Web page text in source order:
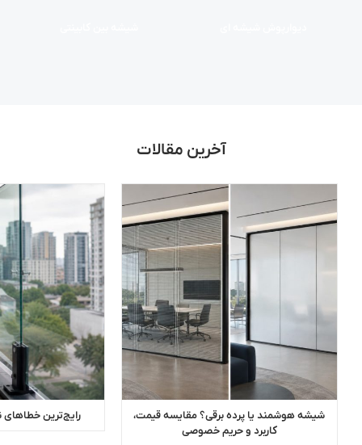
آخرین مقالات
شیشه هوشمند یا پرده برقی؟ مقایسه قیمت،
کاربرد و حریم خصوصی
رایج‌ترین